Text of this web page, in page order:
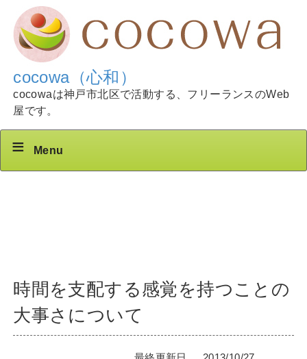
cocowa（心和）
cocowaは神戸市北区で活動する、フリーランスのWeb
屋です。
Menu
時間を支配する感覚を持つことの
大事さについて